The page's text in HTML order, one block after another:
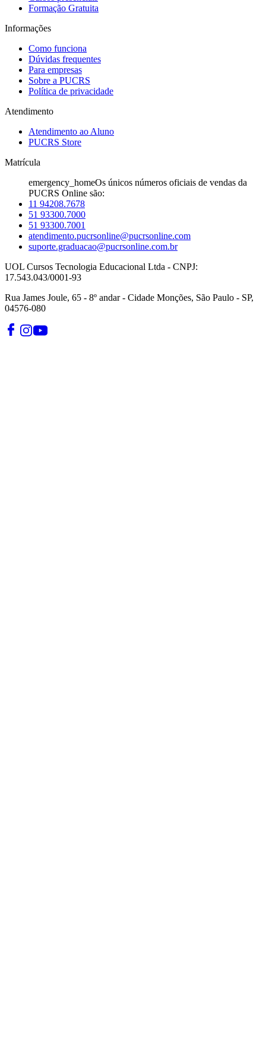
Formação Gratuita
Informações
Como funciona
Dúvidas frequentes
Para empresas
Sobre a PUCRS
Política de privacidade
Atendimento
Atendimento ao Aluno
PUCRS Store
Matrícula
emergency_homeOs únicos números oficiais de vendas da
PUCRS Online são:
11 94208.7678
51 93300.7000
51 93300.7001
atendimento.pucrsonline@pucrsonline.com
suporte.graduacao@pucrsonline.com.br
UOL Cursos Tecnologia Educacional Ltda - CNPJ:
17.543.043/0001-93
Rua James Joule, 65 - 8º andar - Cidade Monções, São Paulo - SP,
04576-080